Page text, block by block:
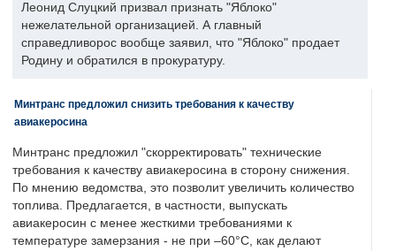
Леонид Слуцкий призвал признать "Яблоко"
нежелательной организацией. А главный
справедливорос вообще заявил, что "Яблоко" продает
Родину и обратился в прокуратуру.
Минтранс предложил снизить требования к качеству
авиакеросина
Минтранс предложил "скорректировать" технические
требования к качеству авиакеросина в сторону снижения.
По мнению ведомства, это позволит увеличить количество
топлива. Предлагается, в частности, выпускать
авиакеросин с менее жесткими требованиями к
температуре замерзания - не при –60°C, как делают